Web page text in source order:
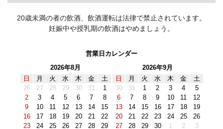
20歳未満の者の飲酒、飲酒運転は法律で禁止されています。
妊娠中や授乳期の飲酒はやめましょう。
営業日カレンダー
2026年8月
日
月 火 水 木 金
土
26
27 28 29 30 31
1
2
3 4 5 6 7
8
9
10 11 12 13 14
15
16
17 18 19 20 21
22
23
24 25 26 27 28
29
2026年9月
日
月 火 水 木 金
土
30
31 1 2 3 4
5
6
7 8 9 10 11
12
13
14 15 16 17 18
19
20
21 22 23 24 25
26
27
28 29 30 1 2 3